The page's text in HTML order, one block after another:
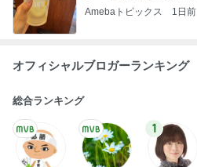
Amebaトピックス 1日前
オフィシャルブロガーランキング
総合ランキング
1